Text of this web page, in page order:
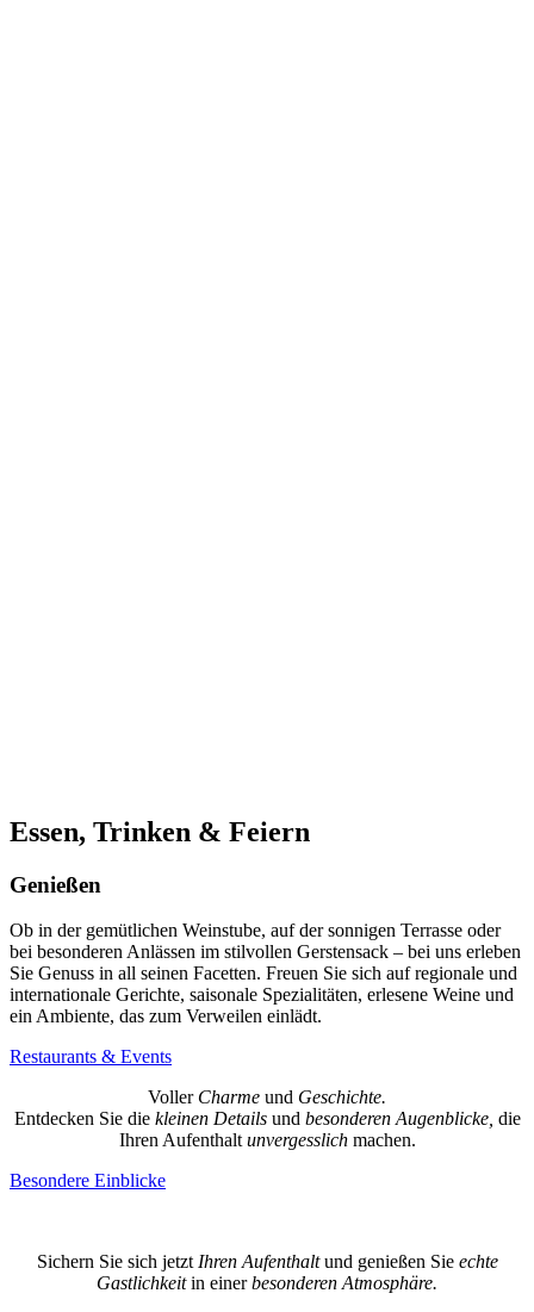
Essen, Trinken & Feiern
Genießen
Ob in der gemütlichen Weinstube, auf der sonnigen Terrasse oder
bei besonderen Anlässen im stilvollen Gerstensack – bei uns erleben
Sie Genuss in all seinen Facetten. Freuen Sie sich auf regionale und
internationale Gerichte, saisonale Spezialitäten, erlesene Weine und
ein Ambiente, das zum Verweilen einlädt.
Restaurants & Events
Voller Charme und Geschichte.
Entdecken Sie die kleinen Detailsund besonderen Augenblicke, die
Ihren Aufenthalt unvergesslichmachen.
Besondere Einblicke
Sichern Sie sich jetzt Ihren Aufenthaltund genießen Sie echte
Gastlichkeitin einerbesonderen Atmosphäre.